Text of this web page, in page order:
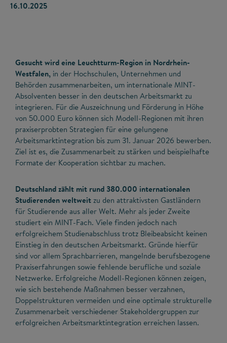
16.10.2025
Gesucht wird eine Leuchtturm-Region in Nordrhein-
Westfalen, in der Hochschulen, Unternehmen und
Behörden zusammenarbeiten, um internationale MINT-
Absolventen besser in den deutschen Arbeitsmarkt zu
integrieren. Für die Auszeichnung und Förderung in Höhe
von 50.000 Euro können sich Modell-Regionen mit ihren
praxiserprobten Strategien für eine gelungene
Arbeitsmarktintegration bis zum 31. Januar 2026 bewerben.
Ziel ist es, die Zusammenarbeit zu stärken und beispielhafte
Formate der Kooperation sichtbar zu machen.
Deutschland zählt mit rund 380.000 internationalen
Studierenden weltweitzu den attraktivsten Gastländern
für Studierende aus aller Welt. Mehr als jeder Zweite
studiert ein MINT-Fach. Viele finden jedoch nach
erfolgreichem Studienabschluss trotz Bleibeabsicht keinen
Einstieg in den deutschen Arbeitsmarkt. Gründe hierfür
sind vor allem Sprachbarrieren, mangelnde berufsbezogene
Praxiserfahrungen sowie fehlende berufliche und soziale
Netzwerke. Erfolgreiche Modell-Regionen können zeigen,
wie sich bestehende Maßnahmen besser verzahnen,
Doppelstrukturen vermeiden und eine optimale strukturelle
Zusammenarbeit verschiedener Stakeholdergruppen zur
erfolgreichen Arbeitsmarktintegration erreichen lassen.